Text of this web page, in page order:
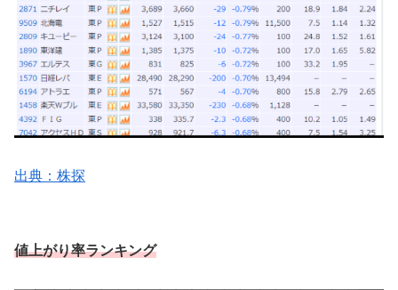
出典：株探
値上がり率ランキング